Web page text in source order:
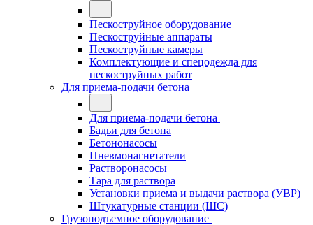
Пескоструйное оборудование
Пескоструйные аппараты
Пескоструйные камеры
Комплектующие и спецодежда для
пескоструйных работ
Для приема-подачи бетона
Для приема-подачи бетона
Бадьи для бетона
Бетононасосы
Пневмонагнетатели
Растворонасосы
Тара для раствора
Установки приема и выдачи раствора (УВР)
Штукатурные станции (ШС)
Грузоподъемное оборудование